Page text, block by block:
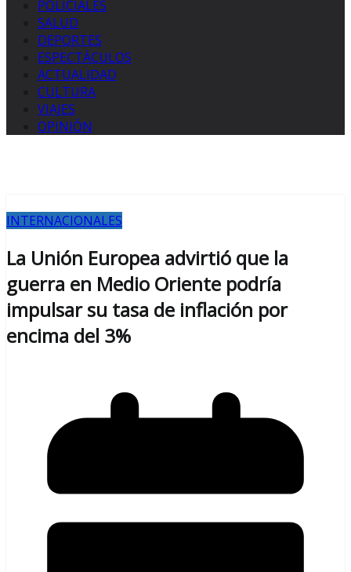
POLICIALES
SALUD
DEPORTES
ESPECTÁCULOS
ACTUALIDAD
CULTURA
VIAJES
OPINIÓN
INTERNACIONALES
La Unión Europea advirtió que la
guerra en Medio Oriente podría
impulsar su tasa de inflación por
encima del 3%